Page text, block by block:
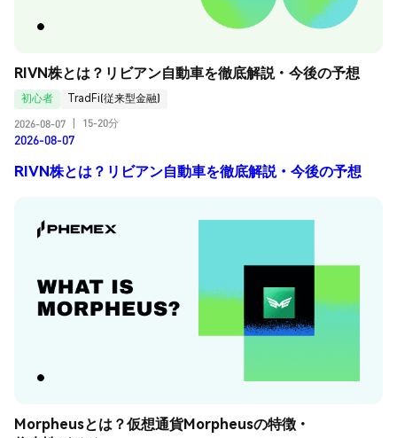
RIVN株とは？リビアン自動車を徹底解説・今後の予想
初心者
TradFi(従来型金融)
2026-08-07
15-20分
2026-08-07
RIVN株とは？リビアン自動車を徹底解説・今後の予想
Morpheusとは？仮想通貨Morpheusの特徴・